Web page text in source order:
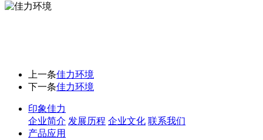
上一条佳力环境
下一条佳力环境
印象佳力
企业简介 发展历程 企业文化 联系我们
产品应用